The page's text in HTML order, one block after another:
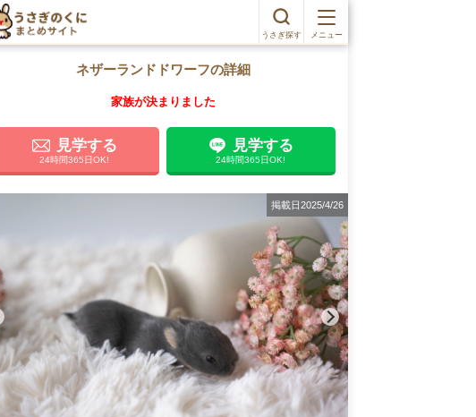
うさぎ探す メニュー
ネザーランドドワーフの詳細
家族が決まりました
見学する
24時間365日OK!
見学する
24時間365日OK!
掲載日2025/4/26